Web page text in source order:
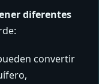
diferentes
convertir